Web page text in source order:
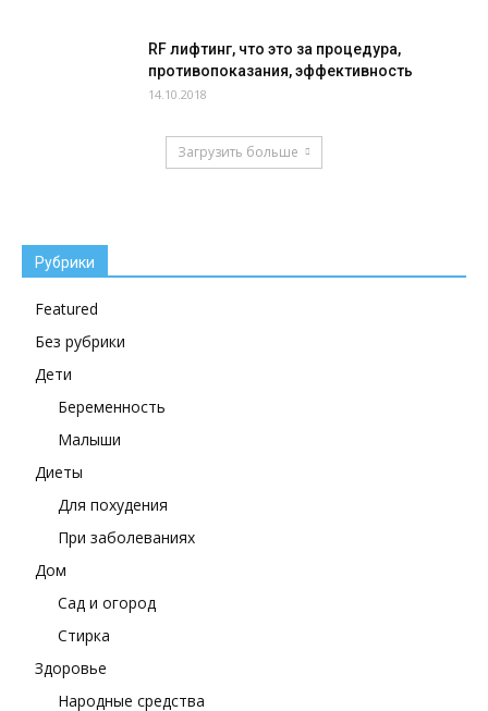
RF лифтинг, что это за процедура,
противопоказания, эффективность
14.10.2018
Загрузить больше
Рубрики
Featured
Без рубрики
Дети
Беременность
Малыши
Диеты
Для похудения
При заболеваниях
Дом
Сад и огород
Стирка
Здоровье
Народные средства